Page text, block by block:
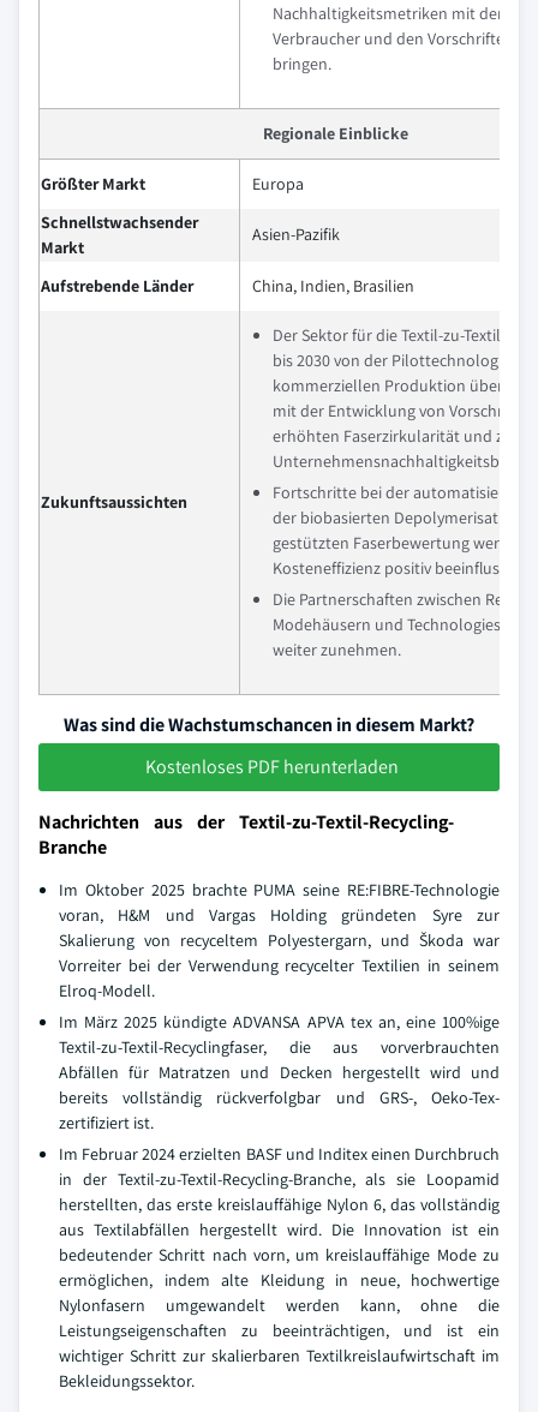
Nachhaltigkeitsmetriken mit der
Verbraucher und den Vorschriften in
bringen.
Regionale Einblicke
Größter Markt
Europa
Schnellstwachsender
Markt
Asien-Pazifik
Aufstrebende Länder China, Indien, Brasilien
Zukunftsaussichten
Der Sektor für die Textil-zu-Textil-
bis 2030 von der Pilottechnologie zur
kommerziellen Produktion
mit der Entwicklung von
erhöhten Faserzirkularität und zur
Fortschritte bei der automatisierten
der biobasierten Depolymerisation
gestützten Faserbewertung werden
Kosteneffizienz positiv beeinflussen.
Die Partnerschaften zwischen
Modehäusern und Technologiestart-
weiter zunehmen.
Was sind die Wachstumschancen in diesem Markt?
Kostenloses PDF herunterladen
Nachrichten aus der Textil-zu-Textil-Recycling-
Branche
Im Oktober 2025 brachte PUMA seine RE:FIBRE-Technologie
voran, H&M und Vargas Holding gründeten Syre zur
Skalierung von recyceltem Polyestergarn, und Škoda war
Vorreiter bei der Verwendung recycelter Textilien in seinem
Elroq-Modell.
Im März 2025 kündigte ADVANSA APVA tex an, eine 100%ige
Textil-zu-Textil-Recyclingfaser, die aus vorverbrauchten
Abfällen für Matratzen und Decken hergestellt wird und
bereits vollständig rückverfolgbar und GRS-, Oeko-Tex-
zertifiziert ist.
Im Februar 2024 erzielten BASF und Inditex einen Durchbruch
in der Textil-zu-Textil-Recycling-Branche, als sie Loopamid
herstellten, das erste kreislauffähige Nylon 6, das vollständig
aus Textilabfällen hergestellt wird. Die Innovation ist ein
bedeutender Schritt nach vorn, um kreislauffähige Mode zu
ermöglichen, indem alte Kleidung in neue, hochwertige
Nylonfasern umgewandelt werden kann, ohne die
Leistungseigenschaften zu beeinträchtigen, und ist ein
wichtiger Schritt zur skalierbaren Textilkreislaufwirtschaft im
Bekleidungssektor.